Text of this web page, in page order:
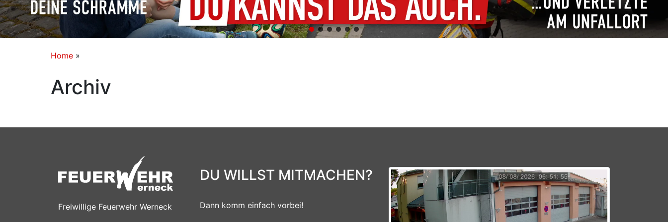
Home »
Archiv
Freiwillige Feuerwehr Werneck
DU WILLST MITMACHEN?
Dann komm einfach vorbei!